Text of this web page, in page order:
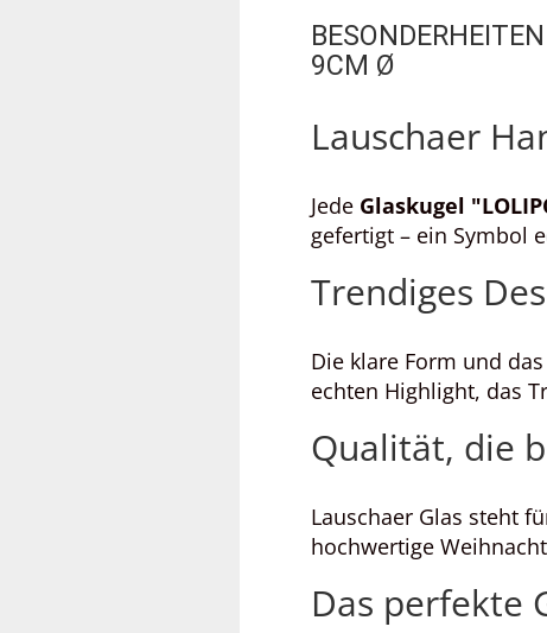
9CM Ø
Lauschaer
Jede Glaskugel
gefertigt – ein Symbol
Trendiges
Die klare Form und
echten Highlight, das
Qualität, die
Lauschaer Glas steht
hochwertige
Das perfekte